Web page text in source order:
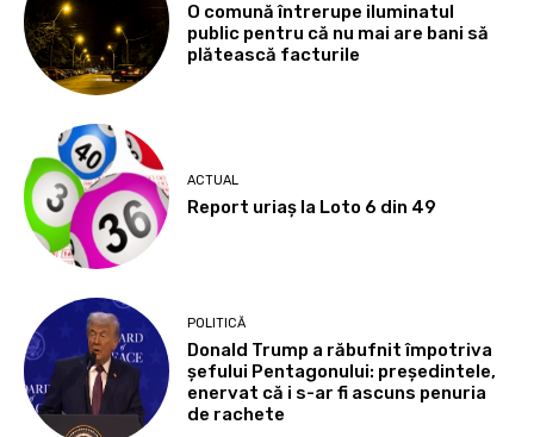
O comună întrerupe iluminatul
public pentru că nu mai are bani să
plătească facturile
ACTUAL
Report uriaș la Loto 6 din 49
POLITICĂ
Donald Trump a răbufnit împotriva
șefului Pentagonului: președintele,
enervat că i s-ar fi ascuns penuria
de rachete